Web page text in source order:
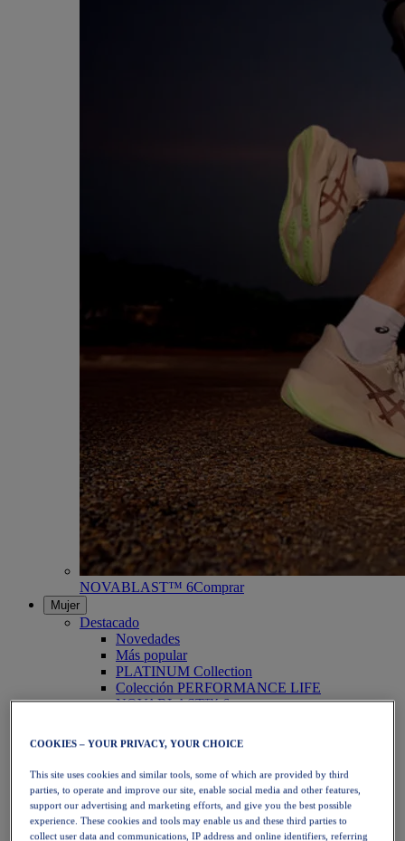
NOVABLAST™ 6Comprar
Mujer
Destacado
Novedades
Más popular
PLATINUM Collection
Colección PERFORMANCE LIFE
NOVABLAST™ 6
Running
Trail Running
Tenis
Voleibol
Balonmano
Pádel
Netball
COOKIES – YOUR PRIVACY, YOUR CHOICE
This site uses cookies and similar tools, some of which are provided by third
parties, to operate and improve our site, enable social media and other features,
support our advertising and marketing efforts, and give you the best possible
experience. These cookies and tools may enable us and these third parties to
collect user data and communications, IP address and online identifiers, referring